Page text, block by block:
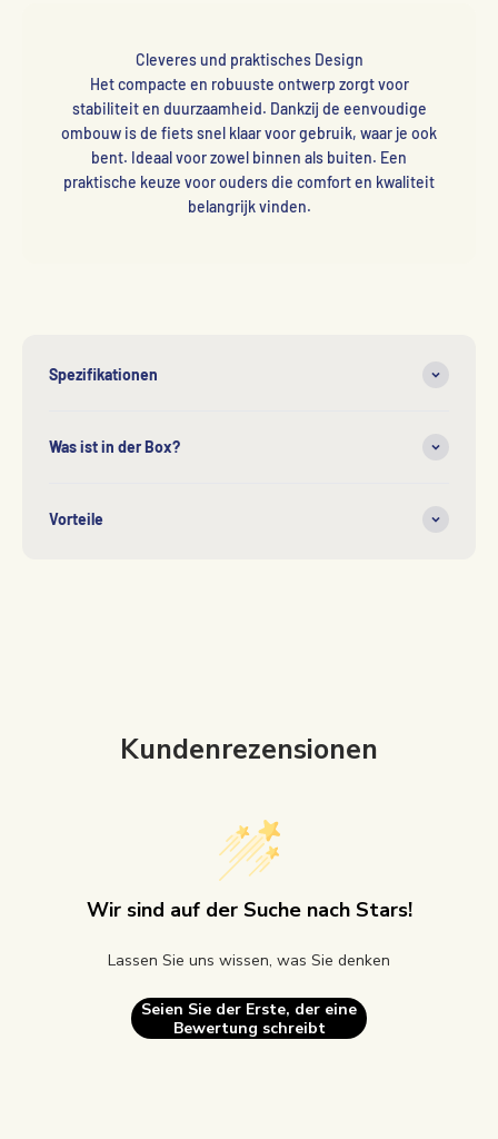
Cleveres und praktisches Design
Het compacte en robuuste ontwerp zorgt voor
stabiliteit en duurzaamheid. Dankzij de eenvoudige
ombouw is de fiets snel klaar voor gebruik, waar je ook
bent. Ideaal voor zowel binnen als buiten. Een
praktische keuze voor ouders die comfort en kwaliteit
belangrijk vinden.
Spezifikationen
Was ist in der Box?
Vorteile
Kundenrezensionen
Wir sind auf der Suche nach Stars!
Lassen Sie uns wissen, was Sie denken
Seien Sie der Erste, der eine
Bewertung schreibt